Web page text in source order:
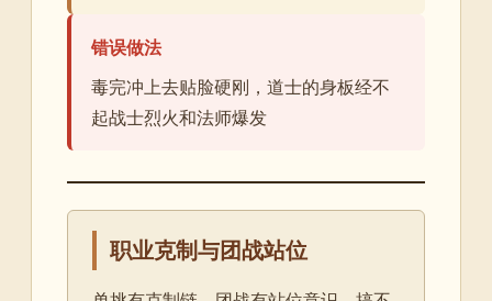
错误做法
毒完冲上去贴脸硬刚，道士的身板经不
起战士烈火和法师爆发
职业克制与团战站位